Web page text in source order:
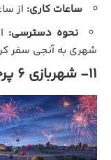
ساعات کاری: از ساعت ۹:۰۰ صبح
نحوه دسترسی:
شهری به آنجی سفر
11- شهربازی 6 پرچم هانیان (Six Flags Haiyan)